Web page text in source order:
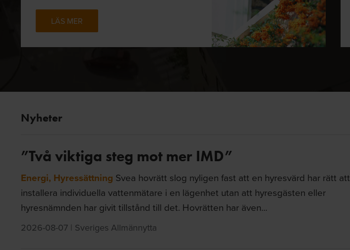
LÄS MER
Nyheter
”Två viktiga steg mot mer IMD”
Energi, Hyressättning Svea hovrätt slog nyligen fast att en hyresvärd har rätt att
installera individuella vattenmätare i en lägenhet utan att hyresgästen eller
hyresnämnden har givit tillstånd till det. Hovrätten har även...
2026-08-07 | Sveriges Allmännytta